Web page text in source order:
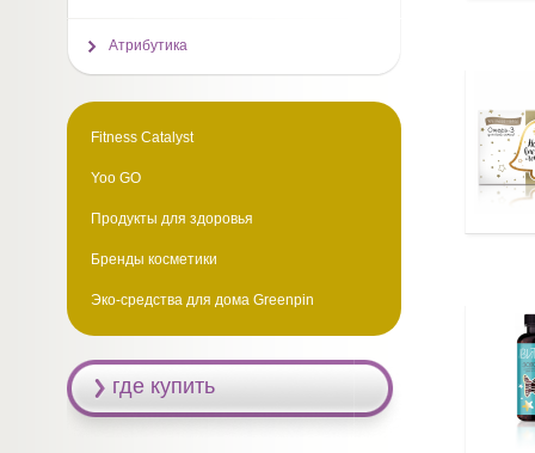
Атрибутика
Fitness Catalyst
Yoo GO
Продукты для здоровья
Бренды косметики
Эко-средства для дома Greenpin
где купить